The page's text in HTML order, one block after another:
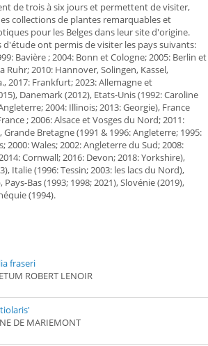
de trois à six jours et permettent de visiter,
collections de plantes remarquables et
pour les Belges dans leur site d'origine.
d'étude ont permis de visiter les pays suivants:
Bavière ; 2004: Bonn et Cologne; 2005: Berlin et
Ruhr; 2010: Hannover, Solingen, Kassel,
2017: Frankfurt; 2023: Allemagne et
Danemark (2012), Etats-Unis (1992: Caroline
2004: Illinois; 2013: Georgie), France
; 2006: Alsace et Vosges du Nord; 2011:
Grande Bretagne (1991 & 1996: Angleterre; 1995:
2000: Wales; 2002: Angleterre du Sud; 2008:
Cornwall; 2016: Devon; 2018: Yorkshire),
Italie (1996: Tessin; 2003: les lacs du Nord),
Bas (1993; 1998; 2021), Slovénie (2019),
(1994).
fraseri
ROBERT LENOIR
DE MARIEMONT